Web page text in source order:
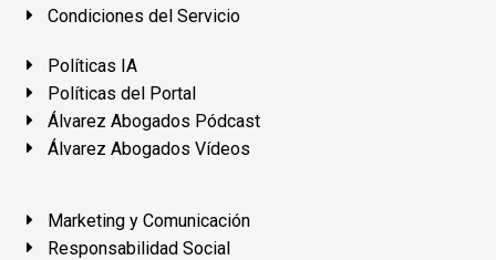
Condiciones del Servicio
Políticas IA
Políticas del Portal
Álvarez Abogados Pódcast
Álvarez Abogados Vídeos
Marketing y Comunicación
Responsabilidad Social